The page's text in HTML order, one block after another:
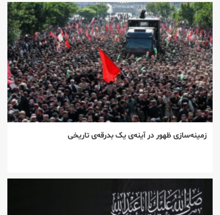
زمینه‌سازی ظهور در آینه‌ی یک بدرقه‌ی تاریخی